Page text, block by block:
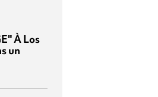
À Los
un